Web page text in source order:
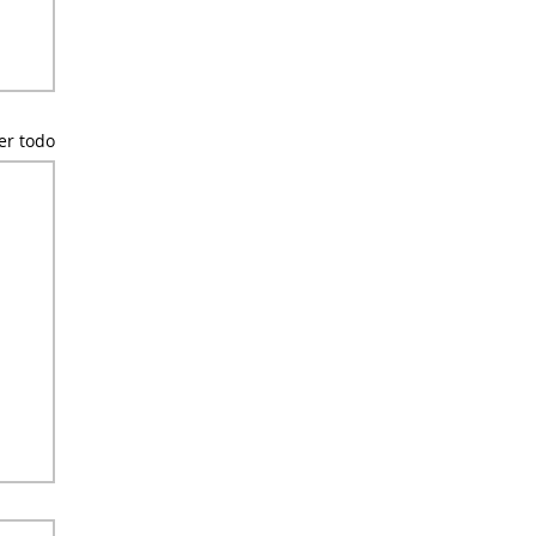
todo